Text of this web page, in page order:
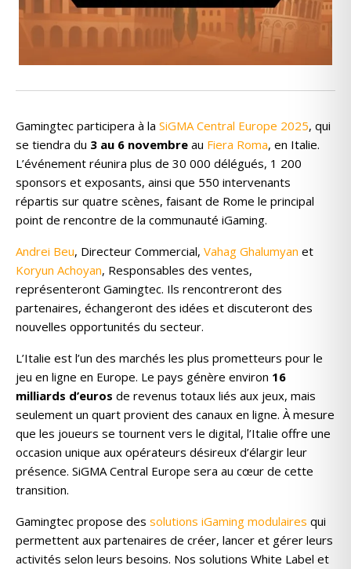
Gamingtec participera à la SiGMA Central Europe 2025, qui
se tiendra du 3 au 6 novembre au Fiera Roma, en Italie.
L’événement réunira plus de 30 000 délégués, 1 200
sponsors et exposants, ainsi que 550 intervenants
répartis sur quatre scènes, faisant de Rome le principal
point de rencontre de la communauté iGaming.
Andrei Beu, Directeur Commercial, Vahag Ghalumyan et
Koryun Achoyan, Responsables des ventes,
représenteront Gamingtec. Ils rencontreront des
partenaires, échangeront des idées et discuteront des
nouvelles opportunités du secteur.
L’Italie est l’un des marchés les plus prometteurs pour le
jeu en ligne en Europe. Le pays génère environ 16
milliards d’euros de revenus totaux liés aux jeux, mais
seulement un quart provient des canaux en ligne. À mesure
que les joueurs se tournent vers le digital, l’Italie offre une
occasion unique aux opérateurs désireux d’élargir leur
présence. SiGMA Central Europe sera au cœur de cette
transition.
Gamingtec propose des solutions iGaming modulaires qui
permettent aux partenaires de créer, lancer et gérer leurs
activités selon leurs besoins. Nos solutions White Label et